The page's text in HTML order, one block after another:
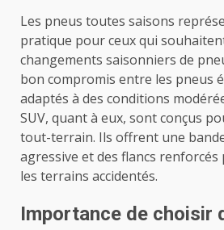
Les pneus toutes saisons
pratique pour ceux qui
changements saisonniers de
bon compromis entre les pneus
adaptés à des conditions
SUV, quant à eux, sont conçus
tout-terrain. Ils offrent une
agressive et des flancs
les terrains accidentés.
Importance de choisir